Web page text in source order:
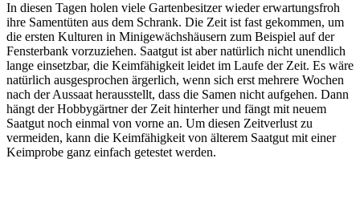
In diesen Tagen holen viele Gartenbesitzer wieder erwartungsfroh
ihre Samentüten aus dem Schrank. Die Zeit ist fast gekommen, um
die ersten Kulturen in Minigewächshäusern zum Beispiel auf der
Fensterbank vorzuziehen. Saatgut ist aber natürlich nicht unendlich
lange einsetzbar, die Keimfähigkeit leidet im Laufe der Zeit. Es wäre
natürlich ausgesprochen ärgerlich, wenn sich erst mehrere Wochen
nach der Aussaat herausstellt, dass die Samen nicht aufgehen. Dann
hängt der Hobbygärtner der Zeit hinterher und fängt mit neuem
Saatgut noch einmal von vorne an. Um diesen Zeitverlust zu
vermeiden, kann die Keimfähigkeit von älterem Saatgut mit einer
Keimprobe ganz einfach getestet werden.